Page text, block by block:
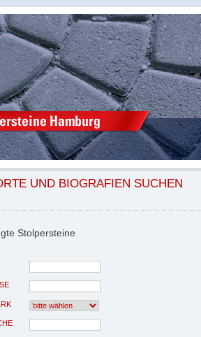
UND BIOGRAFIEN SUCHEN
Stolpersteine